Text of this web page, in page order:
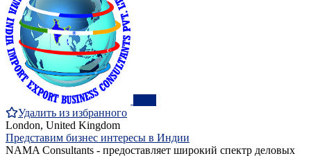
Удалить из избранного
London, United Kingdom
Представим бизнес интересы в Индии
NAMA Consultants - предоставляет широкий спектр деловых